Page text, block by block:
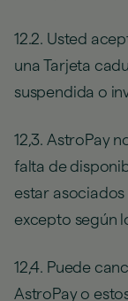
12.2. Usted
una Tarjeta
suspendida o
12,3. AstroPay
falta de
estar asociados
excepto según
12,4. Puede
AstroPay o